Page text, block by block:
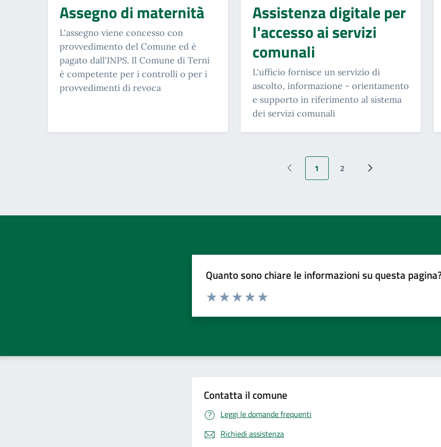
Assegno di maternità
L'assegno viene concesso con
provvedimento del Comune ed è
pagato dall'INPS. Il Comune di Terni
è competente per i controlli o per i
provvedimenti di revoca
Assistenza digitale per
l'accesso ai servizi
comunali
L'ufficio fornisce un servizio di
ascolto, informazione - orientamento
e supporto in riferimento al sistema
dei servizi comunali
Pagina precedente
Pagina attuale
1
Pagina
2
Pagina successiva
Quanto sono chiare le informazioni su questa
Valuta da 1 a 5 stelle la pagina
Contatta il comune
Leggi le domande frequenti
Richiedi assistenza